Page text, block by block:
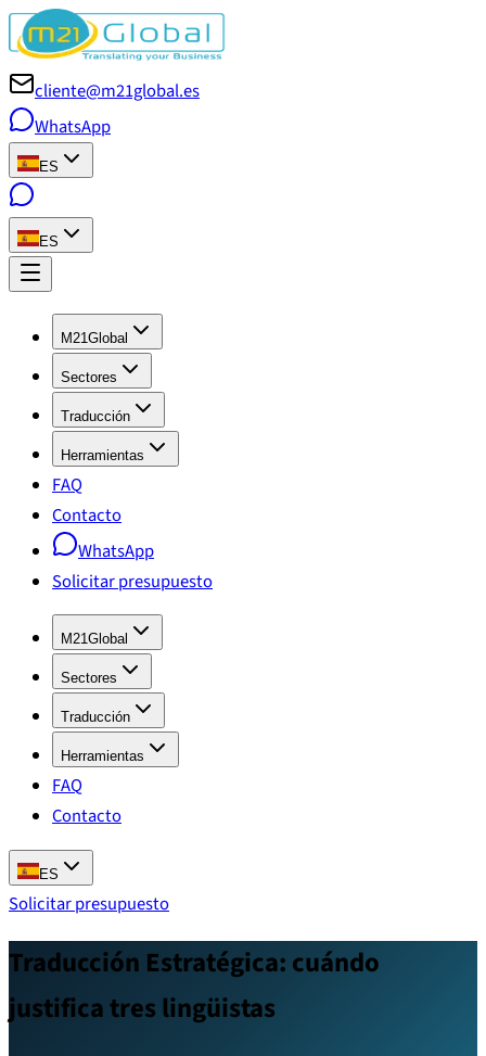
cliente@m21global.es
WhatsApp
ES
ES
M21Global
Sectores
Traducción
Herramientas
FAQ
Contacto
WhatsApp
Solicitar presupuesto
M21Global
Sectores
Traducción
Herramientas
FAQ
Contacto
ES
Solicitar presupuesto
Traducción Estratégica: cuándo
justifica tres lingüistas